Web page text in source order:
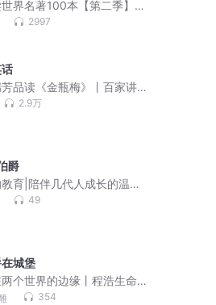
界名著100本【第二季】丨
丨黑塞、毛姆、博尔赫斯
2997
品读《金瓶梅》丨百家讲
多人有声剧演绎
2.9万
爵
育|陪伴几代人成长的温情
49
城堡
个世界的边缘丨程浩生命
国好书丨感动中国候选人
354